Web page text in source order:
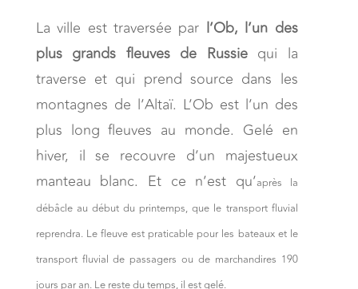
La ville est traversée par l’Ob, l’un des
plus grands fleuves de Russiequi la
traverse et qui prend source dans les
montagnes de l’Altaï. L’Ob est l’un des
plus long fleuves au monde. Gelé en
hiver, il se recouvre d’un majestueux
manteau blanc. Et ce n’est qu’après la
débâcle au début du printemps, que le transport fluvial
reprendra. Le fleuve est praticable pour les bateaux et le
transport fluvial de passagers ou de marchandires 190
jours par an. Le reste du temps, il est gelé.